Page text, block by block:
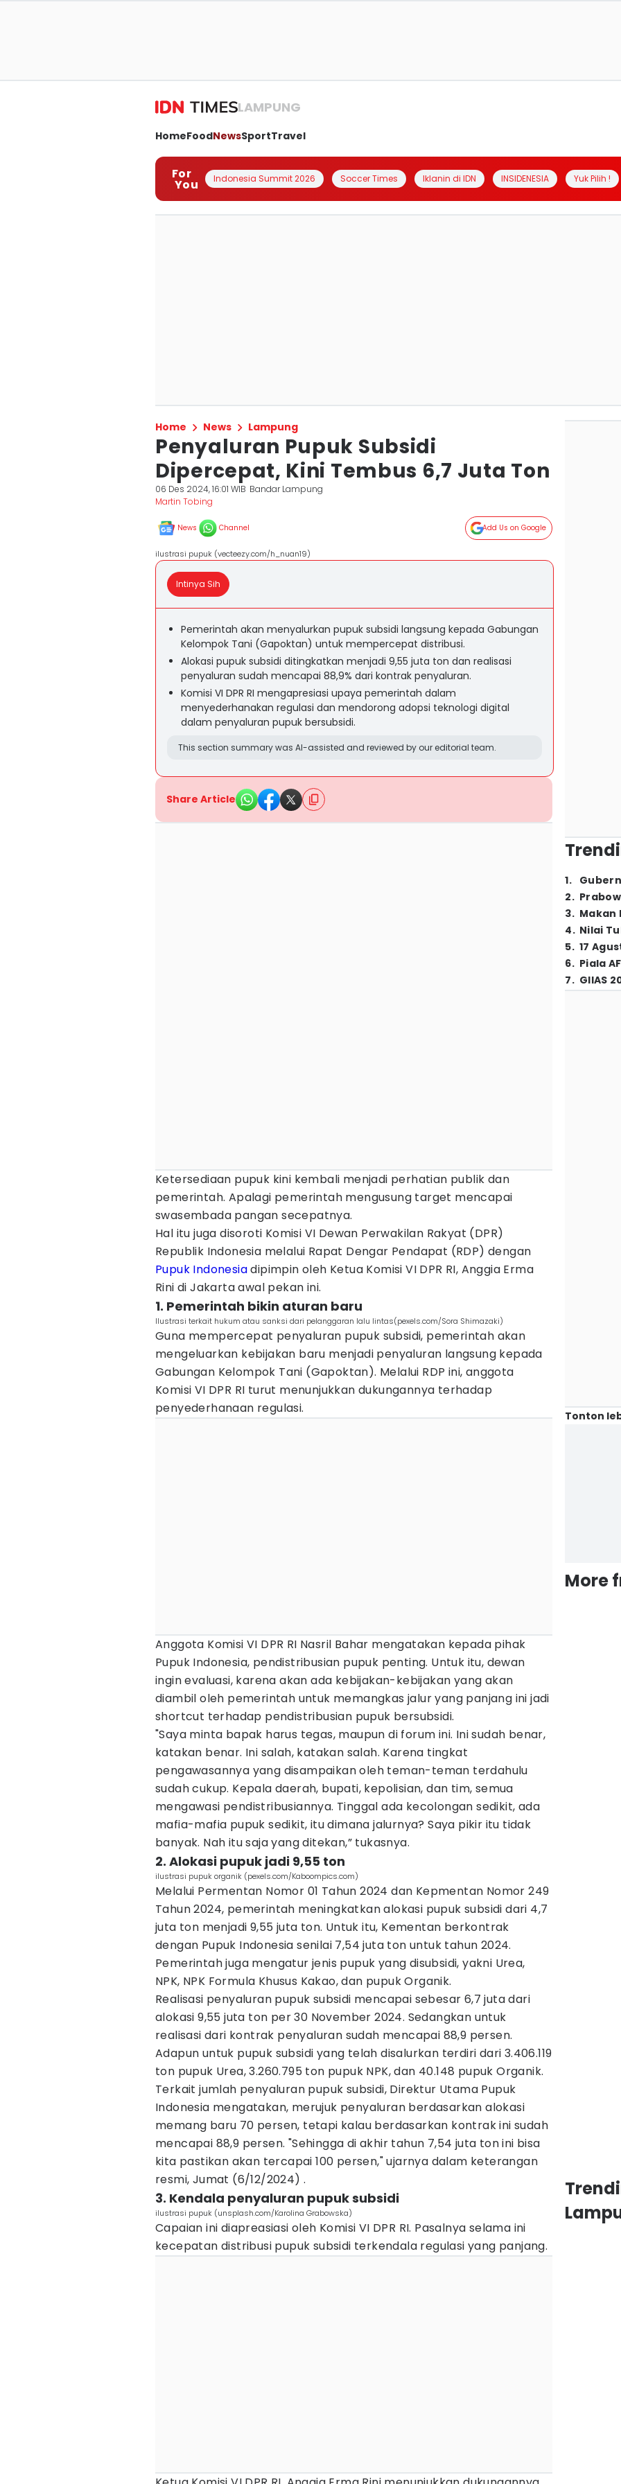
LAMPUNG
HomeFoodNewsSportTravel
For
You Indonesia Summit 2026 Soccer Times Iklanin di IDN INSIDENESIA Yuk Pilih !
Home News Lampung
Penyaluran Pupuk Subsidi
Dipercepat, Kini Tembus 6,7 Juta Ton
06 Des 2024, 16:01 WIB Bandar Lampung
Martin Tobing
News Channel Add Us on Google
ilustrasi pupuk (vecteezy.com/h_nuan19)
Intinya Sih
Pemerintah akan menyalurkan pupuk subsidi langsung kepada Gabungan
Kelompok Tani (Gapoktan) untuk mempercepat distribusi.
Alokasi pupuk subsidi ditingkatkan menjadi 9,55 juta ton dan realisasi
penyaluran sudah mencapai 88,9% dari kontrak penyaluran.
Komisi VI DPR RI mengapresiasi upaya pemerintah dalam
menyederhanakan regulasi dan mendorong adopsi teknologi digital
dalam penyaluran pupuk bersubsidi.
This section summary was AI-assisted and reviewed by our editorial team.
Share Article
Ketersediaan pupuk kini kembali menjadi perhatian publik dan
pemerintah. Apalagi pemerintah mengusung target mencapai
swasembada pangan secepatnya.
Hal itu juga disoroti Komisi VI Dewan Perwakilan Rakyat (DPR)
Republik Indonesia melalui Rapat Dengar Pendapat (RDP) dengan
Pupuk Indonesiadipimpin oleh Ketua Komisi VI DPR RI, Anggia Erma
Rini di Jakarta awal pekan ini.
1. Pemerintah bikin aturan baru
Ilustrasi terkait hukum atau sanksi dari pelanggaran lalu lintas(pexels.com/Sora Shimazaki)
Guna mempercepat penyaluran pupuk subsidi, pemerintah akan
mengeluarkan kebijakan baru menjadi penyaluran langsung kepada
Gabungan Kelompok Tani (Gapoktan). Melalui RDP ini, anggota
Komisi VI DPR RI turut menunjukkan dukungannya terhadap
penyederhanaan regulasi.
Anggota Komisi VI DPR RI Nasril Bahar mengatakan kepada pihak
Pupuk Indonesia, pendistribusian pupuk penting. Untuk itu, dewan
ingin evaluasi, karena akan ada kebijakan-kebijakan yang akan
diambil oleh pemerintah untuk memangkas jalur yang panjang ini jadi
shortcut terhadap pendistribusian pupuk bersubsidi.
"Saya minta bapak harus tegas, maupun di forum ini. Ini sudah benar,
katakan benar. Ini salah, katakan salah. Karena tingkat
pengawasannya yang disampaikan oleh teman-teman terdahulu
sudah cukup. Kepala daerah, bupati, kepolisian, dan tim, semua
mengawasi pendistribusiannya. Tinggal ada kecolongan sedikit, ada
mafia-mafia pupuk sedikit, itu dimana jalurnya? Saya pikir itu tidak
banyak. Nah itu saja yang ditekan,” tukasnya.
2. Alokasi pupuk jadi 9,55 ton
ilustrasi pupuk organik (pexels.com/Kaboompics.com)
Melalui Permentan Nomor 01 Tahun 2024 dan Kepmentan Nomor 249
Tahun 2024, pemerintah meningkatkan alokasi pupuk subsidi dari 4,7
juta ton menjadi 9,55 juta ton. Untuk itu, Kementan berkontrak
dengan Pupuk Indonesia senilai 7,54 juta ton untuk tahun 2024.
Pemerintah juga mengatur jenis pupuk yang disubsidi, yakni Urea,
NPK, NPK Formula Khusus Kakao, dan pupuk Organik.
Realisasi penyaluran pupuk subsidi mencapai sebesar 6,7 juta dari
alokasi 9,55 juta ton per 30 November 2024. Sedangkan untuk
realisasi dari kontrak penyaluran sudah mencapai 88,9 persen.
Adapun untuk pupuk subsidi yang telah disalurkan terdiri dari 3.406.119
ton pupuk Urea, 3.260.795 ton pupuk NPK, dan 40.148 pupuk Organik.
Terkait jumlah penyaluran pupuk subsidi, Direktur Utama Pupuk
Indonesia mengatakan, merujuk penyaluran berdasarkan alokasi
memang baru 70 persen, tetapi kalau berdasarkan kontrak ini sudah
mencapai 88,9 persen. "Sehingga di akhir tahun 7,54 juta ton ini bisa
kita pastikan akan tercapai 100 persen," ujarnya dalam keterangan
resmi, Jumat (6/12/2024) .
3. Kendala penyaluran pupuk subsidi
ilustrasi pupuk (unsplash.com/Karolina Grabowska)
Capaian ini diapreasiasi oleh Komisi VI DPR RI. Pasalnya selama ini
kecepatan distribusi pupuk subsidi terkendala regulasi yang panjang.
1.
2.
3. Makan
4. Nilai
5. 17
6. Piala
7. GIIAS
Tonton
More